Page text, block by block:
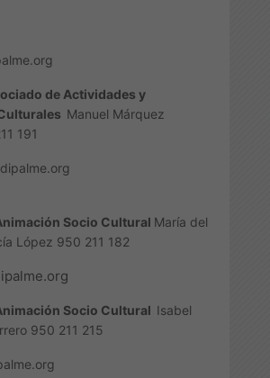
de Actividades y
Manuel Márquez
191
Socio Cultural María del
López 950 211 182
Socio Cultural Isabel
950 211 215